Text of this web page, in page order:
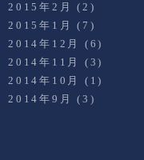
2015年2月
(2)
2015年1月
(7)
2014年12月
(6)
2014年11月
(3)
2014年10月
(1)
2014年9月
(3)